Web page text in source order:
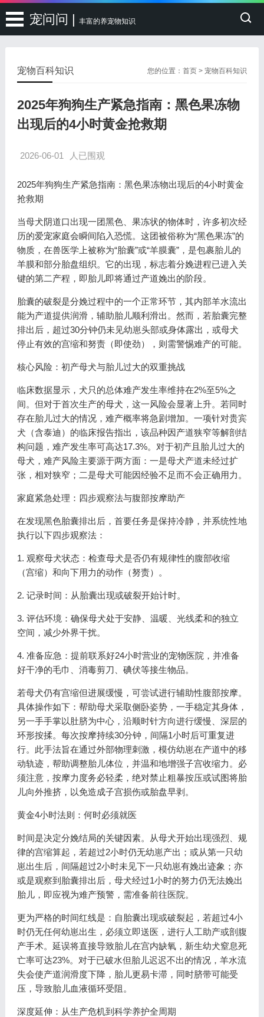
宠问问 | 丰富的养宠物知识
您的位置：首页 >宠物百科知识
宠物百科知识
2025年狗狗生产紧急指南：黑色果冻物
出现后的4小时黄金抢救期
2026-06-01 人已围观
2025年狗狗生产紧急指南：黑色果冻物出现后的4小时黄金
抢救期
当母犬阴道口出现一团黑色、果冻状的物体时，许多初次经
历的爱宠家庭会瞬间陷入恐慌。这团被俗称为“黑色果冻”的
物质，在兽医学上被称为“胎囊”或“羊膜囊”，是包裹胎儿的
羊膜和部分胎盘组织。它的出现，标志着分娩进程已进入关
键的第二产程，即胎儿即将通过产道娩出的阶段。
胎囊的破裂是分娩过程中的一个正常环节，其内部羊水流出
能为产道提供润滑，辅助胎儿顺利滑出。然而，若胎囊完整
排出后，超过30分钟仍未见幼崽头部或身体露出，或母犬
停止有效的宫缩和努责（即使劲），则需警惕难产的可能。
核心风险：初产母犬与胎儿过大的双重挑战
临床数据显示，犬只的总体难产发生率维持在2%至5%之
间。但对于首次生产的母犬，这一风险会显著上升。若同时
存在胎儿过大的情况，难产概率将急剧增加。一项针对贵宾
犬（含泰迪）的临床报告指出，该品种因产道狭窄等解剖结
构问题，难产发生率可高达17.3%。对于初产且胎儿过大的
母犬，难产风险主要源于两方面：一是母犬产道未经过扩
张，相对狭窄；二是母犬可能因经验不足而不会正确用力。
家庭紧急处理：四步观察法与腹部按摩助产
在发现黑色胎囊排出后，首要任务是保持冷静，并系统性地
执行以下四步观察法：
1. 观察母犬状态：检查母犬是否仍有规律性的腹部收缩
（宫缩）和向下用力的动作（努责）。
2. 记录时间：从胎囊出现或破裂开始计时。
3. 评估环境：确保母犬处于安静、温暖、光线柔和的独立
空间，减少外界干扰。
4. 准备应急：提前联系好24小时营业的宠物医院，并准备
好干净的毛巾、消毒剪刀、碘伏等接生物品。
若母犬仍有宫缩但进展缓慢，可尝试进行辅助性腹部按摩。
具体操作如下：帮助母犬采取侧卧姿势，一手稳定其身体，
另一手手掌以肚脐为中心，沿顺时针方向进行缓慢、深层的
环形按揉。每次按摩持续30分钟，间隔1小时后可重复进
行。此手法旨在通过外部物理刺激，模仿幼崽在产道中的移
动轨迹，帮助调整胎儿体位，并温和地增强子宫收缩力。必
须注意，按摩力度务必轻柔，绝对禁止粗暴按压或试图将胎
儿向外推挤，以免造成子宫损伤或胎盘早剥。
黄金4小时法则：何时必须就医
时间是决定分娩结局的关键因素。从母犬开始出现强烈、规
律的宫缩算起，若超过2小时仍无幼崽产出；或从第一只幼
崽出生后，间隔超过2小时未见下一只幼崽有娩出迹象；亦
或是观察到胎囊排出后，母犬经过1小时的努力仍无法娩出
胎儿，即应视为难产预警，需准备前往医院。
更为严格的时间红线是：自胎囊出现或破裂起，若超过4小
时仍无任何幼崽出生，必须立即送医，进行人工助产或剖腹
产手术。延误将直接导致胎儿在宫内缺氧，新生幼犬窒息死
亡率可达23%。对于已破水但胎儿迟迟不出的情况，羊水流
失会使产道润滑度下降，胎儿更易卡滞，同时脐带可能受
压，导致胎儿血液循环受阻。
深度延伸：从生产危机到科学养护全周期